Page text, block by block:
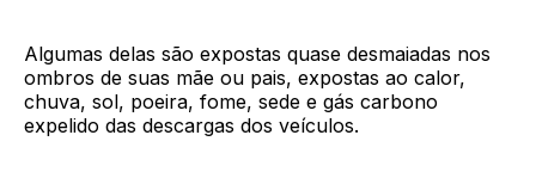
Algumas delas são expostas quase desmaiadas nos
ombros de suas mãe ou pais, expostas ao calor,
chuva, sol, poeira, fome, sede e gás carbono
expelido das descargas dos veículos.